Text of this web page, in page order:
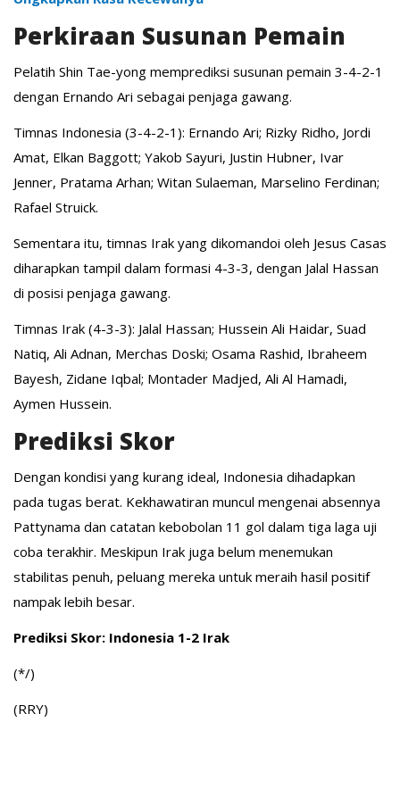
Perkiraan Susunan Pemain
Pelatih Shin Tae-yong memprediksi susunan pemain 3-4-2-1
dengan Ernando Ari sebagai penjaga gawang.
Timnas Indonesia (3-4-2-1): Ernando Ari; Rizky Ridho, Jordi
Amat, Elkan Baggott; Yakob Sayuri, Justin Hubner, Ivar
Jenner, Pratama Arhan; Witan Sulaeman, Marselino Ferdinan;
Rafael Struick.
Sementara itu, timnas Irak yang dikomandoi oleh Jesus Casas
diharapkan tampil dalam formasi 4-3-3, dengan Jalal Hassan
di posisi penjaga gawang.
Timnas Irak (4-3-3): Jalal Hassan; Hussein Ali Haidar, Suad
Natiq, Ali Adnan, Merchas Doski; Osama Rashid, Ibraheem
Bayesh, Zidane Iqbal; Montader Madjed, Ali Al Hamadi,
Aymen Hussein.
Prediksi Skor
Dengan kondisi yang kurang ideal, Indonesia dihadapkan
pada tugas berat. Kekhawatiran muncul mengenai absennya
Pattynama dan catatan kebobolan 11 gol dalam tiga laga uji
coba terakhir. Meskipun Irak juga belum menemukan
stabilitas penuh, peluang mereka untuk meraih hasil positif
nampak lebih besar.
Prediksi Skor: Indonesia 1-2 Irak
(*/)
(RRY)